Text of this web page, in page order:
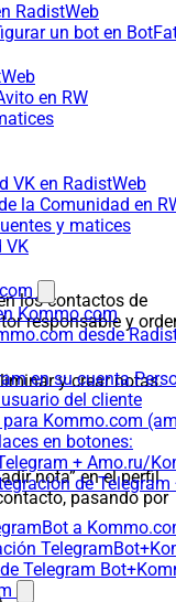
RadistWeb
un bot en
en RW
VK en RadistWeb
la Comunidad en
y matices
VK
Kommo.com
desde
en su cuenta
del cliente
Kommo.com
en botones:
+ Amo.ru/
de
a
Telegram
los contactos de
responsable y
y crear notas.
nota” en el perfil
pasando por